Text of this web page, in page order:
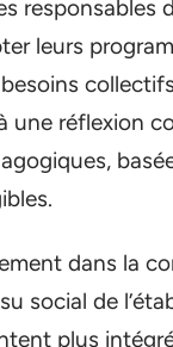
responsables
leurs
une réflexion
dans la
social de
plus